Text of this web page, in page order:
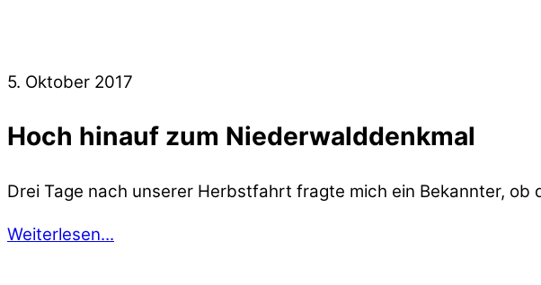
5. Oktober 2017
Hoch hinauf zum Niederwalddenkmal
Drei Tage nach unserer Herbstfahrt fragte mich ein Bekannter, ob
Weiterlesen...